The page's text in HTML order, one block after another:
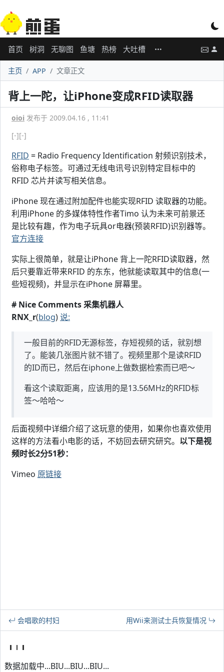
首页 树洞 无聊图 鱼塘 热榜 大吐槽
主页 APP 文章正文
背上一陀，让iPhone变成RFID读取器
oioi 发布于 2009.04.16 , 11:41
[-][-]
RFID = Radio Frequency Identification 射频识别技术，
俗称电子标签。可通过无线电讯号识别特定目标中的
RFID 芯片并读写相关信息。
iPhone 现在通过附加配件也能实现RFID 读取器的功能。
利用iPhone 的多媒体特性作者Timo 认为未来可前景还
是比较有趣，作为电子玩具or电器(预装RFID)识别器等。
官方连接
实际上很简单，就是让iPhone 背上一陀RFID读取器，然
后只要靠近带来RFID 的东东，他就能读取其中的信息(一
些短视频)，并显示在iPhone 屏幕里。
# Nice Comments 采集机器人
RNX_r(blog)说:
一般目前的RFID无源标签，存短视频的话，就别想
了。能装几张图片就不错了。视频里那个是读RFID
的ID而已，然后在iphone上做数据检索而已吧～
看这个读取距离，应该用的是13.56MHz的RFID标
签～哈哈～
后面视频中详细介绍了这玩意的使用，如果你也喜欢使用
这样的方法看小电影的话，不妨回去研究研究。 以下是视
频时长2分51秒：
Vimeo 原链接
会唱歌的村妇 用Wii来测试士兵恢复情况
数据加载中...BIU...BIU...BIU...